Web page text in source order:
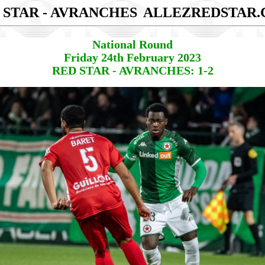
- AVRANCHES
National Round
Friday 24th February 2023
RED STAR - AVRANCHES: 1-2